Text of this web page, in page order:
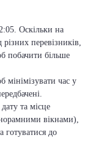
Оскільки на
перевізників,
побачити більше
мінімізувати час у
та місце
вікнами),
готуватися до